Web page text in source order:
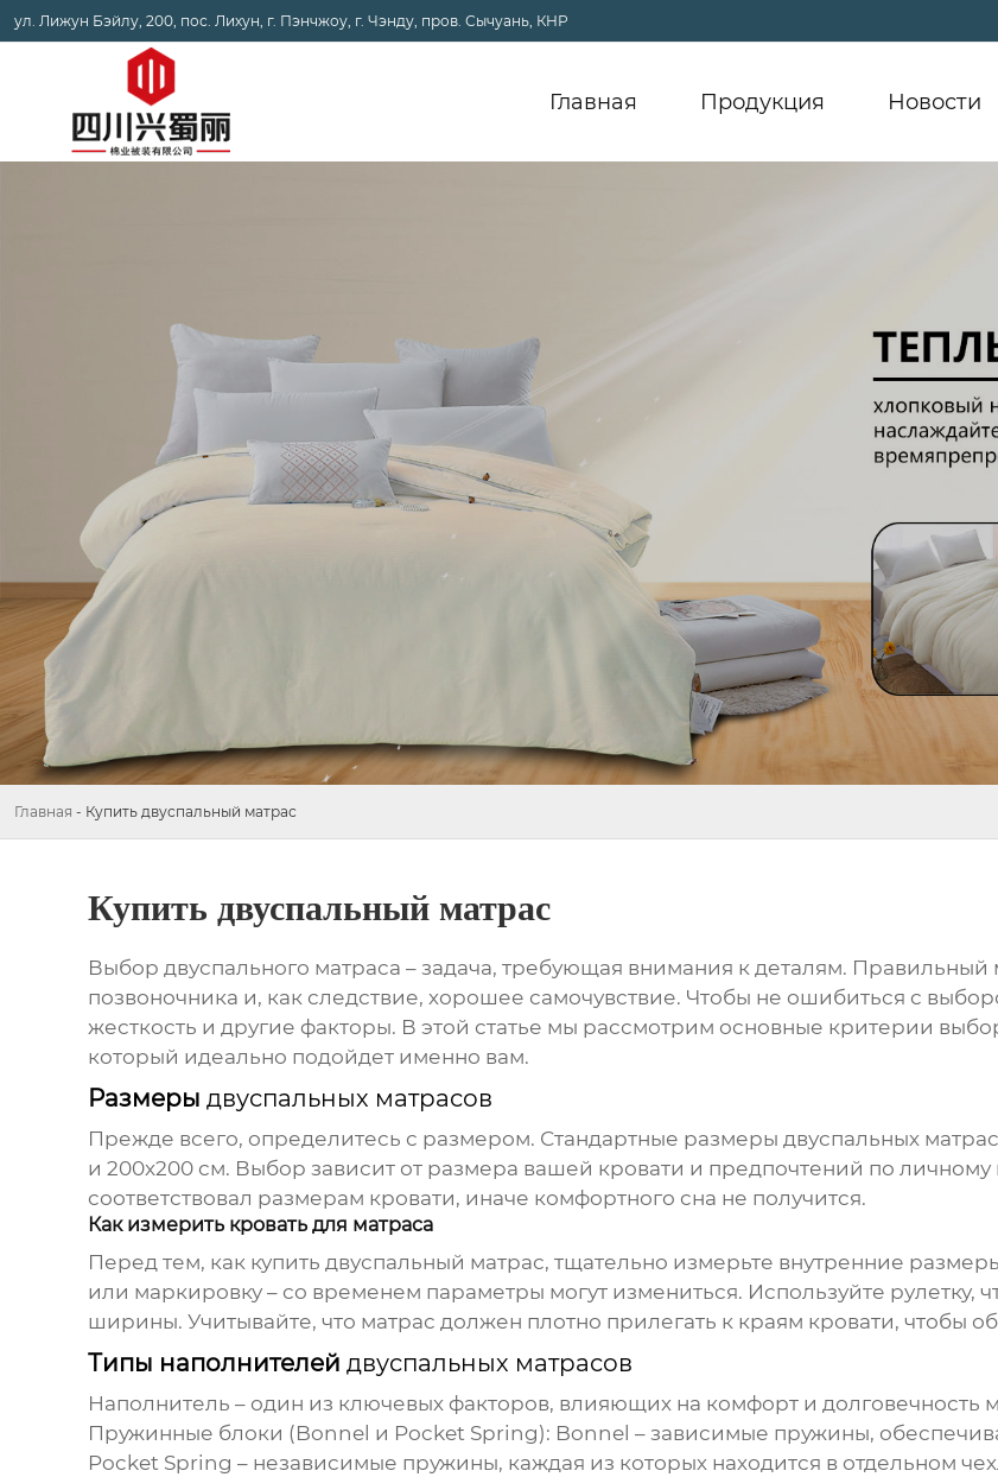
ул. Лижун Бэйлу, 200, пос. Лихун, г. Пэнчжоу, г. Чэнду, пров. Сычуань, КНР
Главная Продукция Новости
Главная - Купить двуспальный матрас
Купить двуспальный матрас
Выбор двуспального матраса – задача, требующая внимания к деталям.
позвоночника и, как следствие, хорошее самочувствие. Чтобы не ошибиться с
жесткость и другие факторы. В этой статье мы рассмотрим основные критерии
который идеально подойдет именно вам.
Размеры двуспальных матрасов
Прежде всего, определитесь с размером. Стандартные размеры двуспальных
и 200x200 см. Выбор зависит от размера вашей кровати и предпочтений по
соответствовал размерам кровати, иначе комфортного сна не получится.
Как измерить кровать для матраса
Перед тем, как купить двуспальный матрас, тщательно измерьте внутренние
или маркировку – со временем параметры могут измениться. Используйте рулетку,
ширины. Учитывайте, что матрас должен плотно прилегать к краям кровати, чтобы
Типы наполнителей двуспальных матрасов
Наполнитель – один из ключевых факторов, влияющих на комфорт и долговечность
Пружинные блоки (Bonnel и Pocket Spring): Bonnel – зависимые пружины,
Pocket Spring – независимые пружины, каждая из которых находится в отдельном